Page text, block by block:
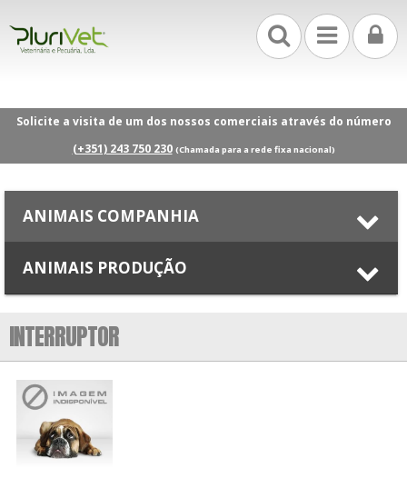
Solicite a visita de um dos nossos comerciais através do número
(+351) 243 750 230 (Chamada para a rede fixa nacional)
ANIMAIS COMPANHIA
ANIMAIS PRODUÇÃO
INTERRUPTOR